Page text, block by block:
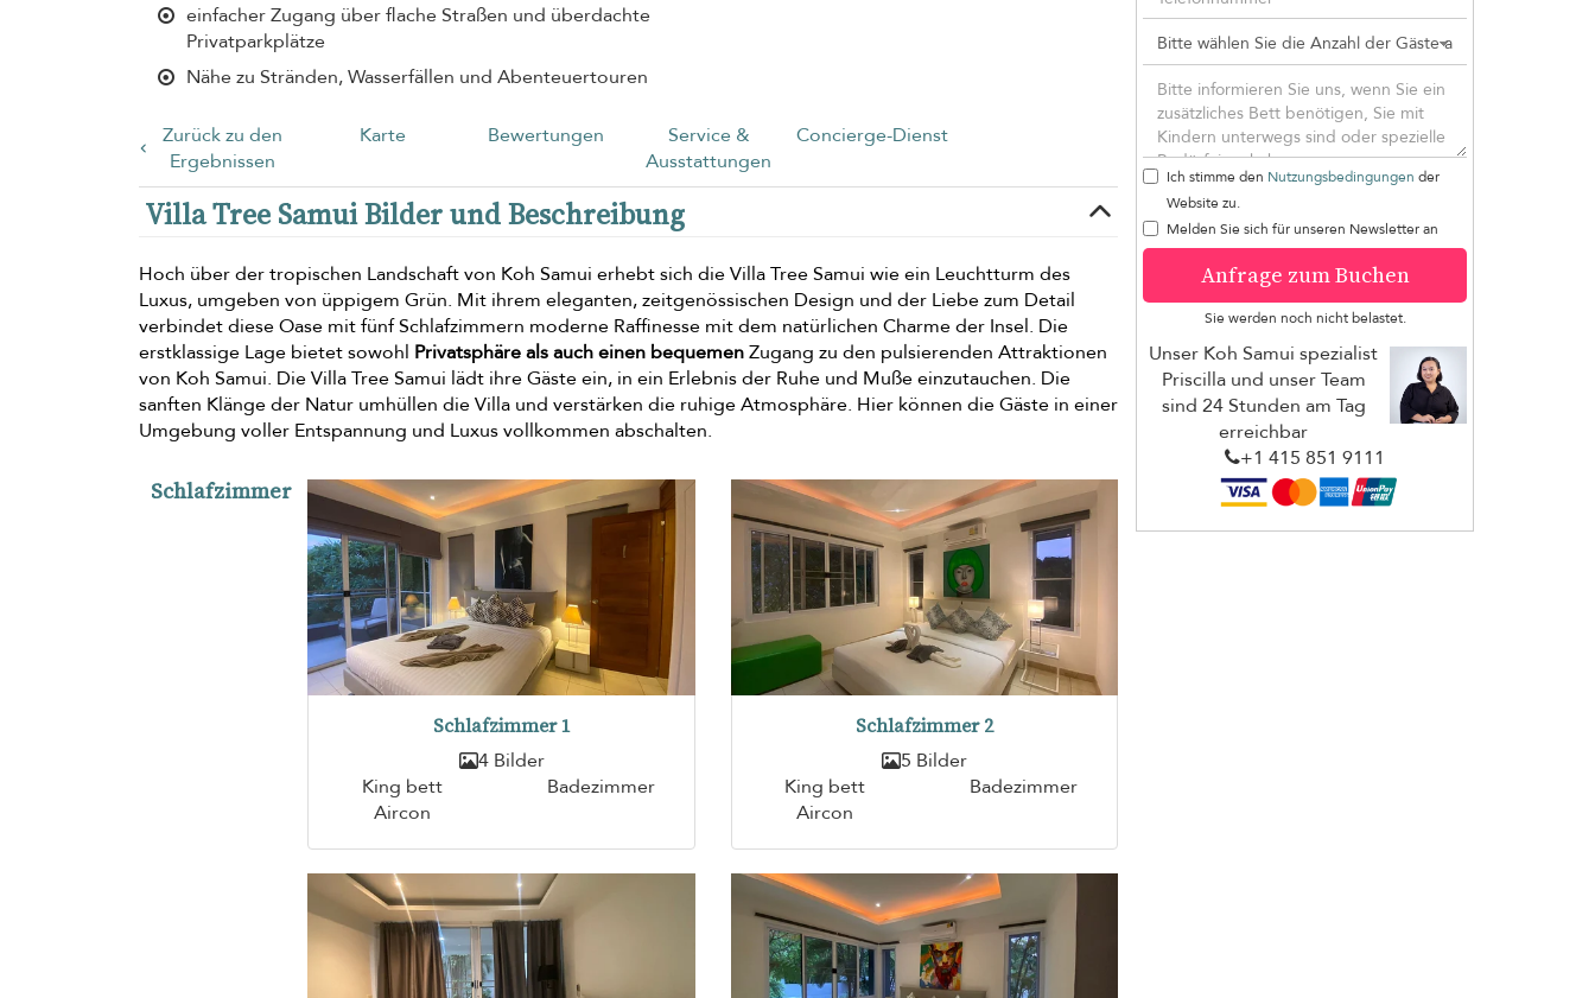
einfacher Zugang über flache Straßen und überdachte
Privatparkplätze
Nähe zu Stränden, Wasserfällen und Abenteuertouren
Zurück zu den
Ergebnissen
Karte Bewertungen
Service &
Ausstattungen
Concierge-Dienst
Villa Tree Samui Bilder und Beschreibung
Hoch über der tropischen Landschaft von Koh Samui erhebt sich die Villa Tree Samui wie ein Leuchtturm des
Luxus, umgeben von üppigem Grün. Mit ihrem eleganten, zeitgenössischen Design und der Liebe zum Detail
verbindet diese Oase mit fünf Schlafzimmern moderne Raffinesse mit dem natürlichen Charme der Insel. Die
erstklassige Lage bietet sowohl Privatsphäre als auch einen bequemenZugang zu den pulsierenden Attraktionen
von Koh Samui. Die Villa Tree Samui lädt ihre Gäste ein, in ein Erlebnis der Ruhe und Muße einzutauchen. Die
sanften Klänge der Natur umhüllen die Villa und verstärken die ruhige Atmosphäre. Hier können die Gäste in einer
Umgebung voller Entspannung und Luxus vollkommen abschalten.
Schlafzimmer
Schlafzimmer 1
4 Bilder
King bett
Badezimmer
Aircon
Schlafzimmer 2
5 Bilder
King bett
Badezimmer
Aircon
Ich stimme den Nutzungsbedingungen der
Website zu.
Melden Sie sich für unseren Newsletter an
Anfrage zum Buchen
Sie werden noch nicht belastet.
Unser Koh Samui spezialist
Priscilla und unser Team
sind 24 Stunden am Tag
erreichbar
+1 ​415 851 9111